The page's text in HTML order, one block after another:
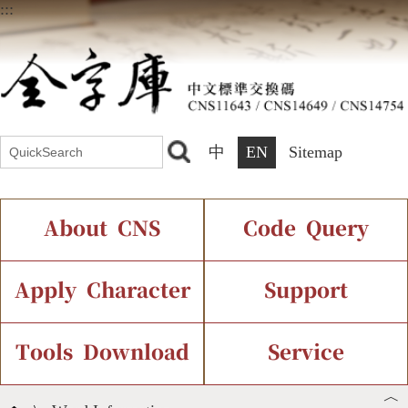
:::
中 EN Sitemap
About CNS
Introduction Current Status
Chinese Code Status
Code Query
IDS Query
Components Query
Apply Character
Application Process
Support
Font Instant Display
Tools Download Service
︿